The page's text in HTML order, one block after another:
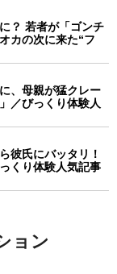
？ 若者が「ゴンチ
カの次に来た“フ
、母親が猛クレー
／びっくり体験人
彼氏にバッタリ！
くり体験人気記事
ョン